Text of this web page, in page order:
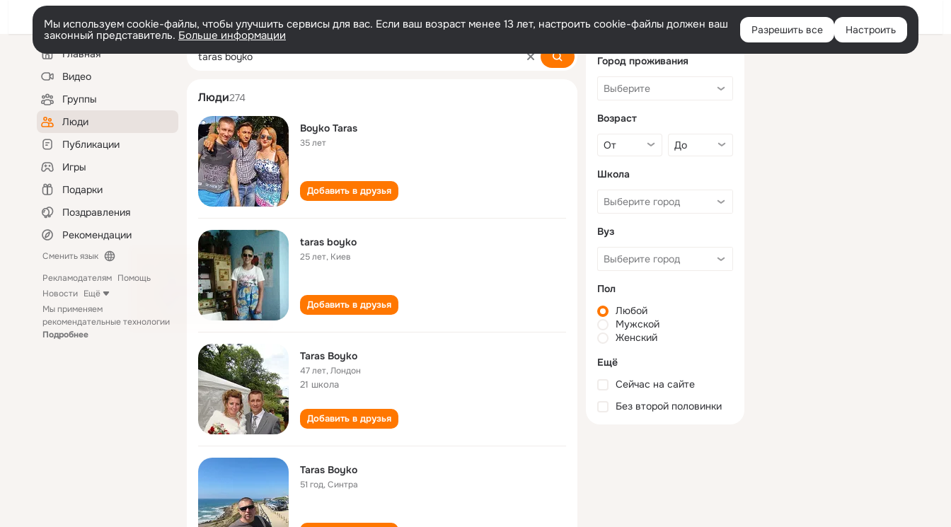
Войти
Мы используем cookie-файлы, чтобы улучшить сервисы для вас. Если ваш возраст менее 13 лет, настроить cookie-файлы должен ваш
законный представитель. Больше информации Разрешить все Настроить
Левая
колонкаГлавная
Видео
Группы
Люди
Публикации
Игры
Подарки
Поздравления
Рекомендации
Сменить язык
Рекламодателям Помощь
Новости Ещё
Мы применяем
рекомендательные технологии
Подробнее
taras boyko
Люди274
Boyko Taras
35 лет
Добавить в друзья
taras boyko
25 лет, Киев
Добавить в друзья
Taras Boyko
47 лет,Лондон
21 школа
Добавить в друзья
Taras Boyko
51 год,Синтра
Город проживания
Возраст
Школа
Вуз
Пол
Любой
Мужской
Женский
Ещё
Сейчас на сайте
Без второй половинки